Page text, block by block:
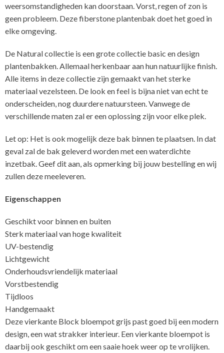
weersomstandigheden kan doorstaan. Vorst, regen of zon is
geen probleem. Deze fiberstone plantenbak doet het goed in
elke omgeving.
De Natural collectie is een grote collectie basic en design
plantenbakken. Allemaal herkenbaar aan hun natuurlijke finish.
Alle items in deze collectie zijn gemaakt van het sterke
materiaal vezelsteen. De look en feel is bijna niet van echt te
onderscheiden, nog duurdere natuursteen. Vanwege de
verschillende maten zal er een oplossing zijn voor elke plek.
Let op: Het is ook mogelijk deze bak binnen te plaatsen. In dat
geval zal de bak geleverd worden met een waterdichte
inzetbak. Geef dit aan, als opmerking bij jouw bestelling en wij
zullen deze meeleveren.
Eigenschappen
Geschikt voor binnen en buiten
Sterk materiaal van hoge kwaliteit
UV-bestendig
Lichtgewicht
Onderhoudsvriendelijk materiaal
Vorstbestendig
Tijdloos
Handgemaakt
Deze vierkante Block bloempot grijs past goed bij een modern
design, een wat strakker interieur. Een vierkante bloempot is
daarbij ook geschikt om een saaie hoek weer op te vrolijken.